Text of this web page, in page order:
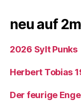
neu auf
2026 Sylt Punks
Herbert Tobias
Der feurige